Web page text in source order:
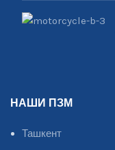
НАШИ ПЗМ
Ташкент